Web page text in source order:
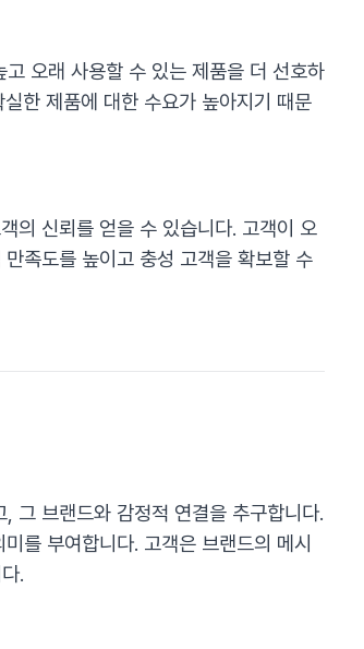
오래 사용할 수 있는 제품을 더 선호하
한 제품에 대한 수요가 높아지기 때문
의 신뢰를 얻을 수 있습니다. 고객이 오
족도를 높이고 충성 고객을 확보할 수
그 브랜드와 감정적 연결을 추구합니다.
를 부여합니다. 고객은 브랜드의 메시
.